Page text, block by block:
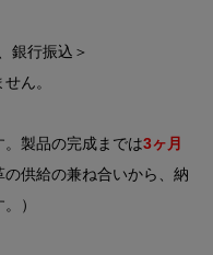
銀行振込＞
ん。
製品の完成までは3ヶ月
供給の兼ね合いから、納
）